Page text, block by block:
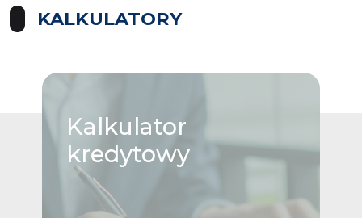
KALKULATORY
Kalkulator
kredytowy